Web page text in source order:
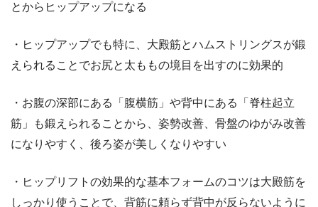
とからヒップアップになる
・ヒップアップでも特に、大殿筋とハムストリングスが鍛
えられることでお尻と太ももの境目を出すのに効果的
・お腹の深部にある「腹横筋」や背中にある「脊柱起立
筋」も鍛えられることから、姿勢改善、骨盤のゆがみ改善
になりやすく、後ろ姿が美しくなりやすい
・ヒップリフトの効果的な基本フォームのコツは大殿筋を
しっかり使うことで、背筋に頼らず背中が反らないように